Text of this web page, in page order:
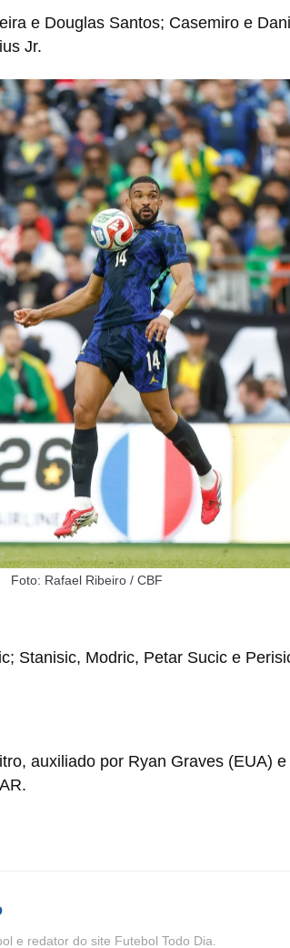
e Douglas Santos; Casemiro e
Jr.
Foto: Rafael Ribeiro / CBF
Stanisic, Modric, Petar Sucic e
auxiliado por Ryan Graves (EUA)
e redator do site Futebol Todo Dia.